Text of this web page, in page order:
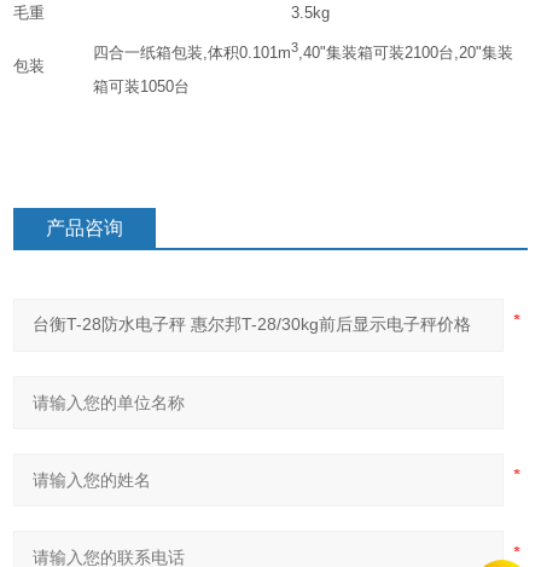
毛重
3.5kg
包装
四合一纸箱包装,体积0.101m3,40"集装箱可装2100台,20"集装
箱可装1050台
产品咨询